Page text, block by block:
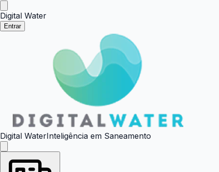
Digital Water
Entrar
Digital WaterInteligência em Saneamento